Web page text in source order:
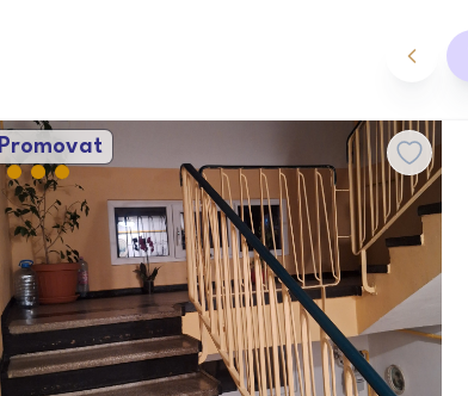
Promovat